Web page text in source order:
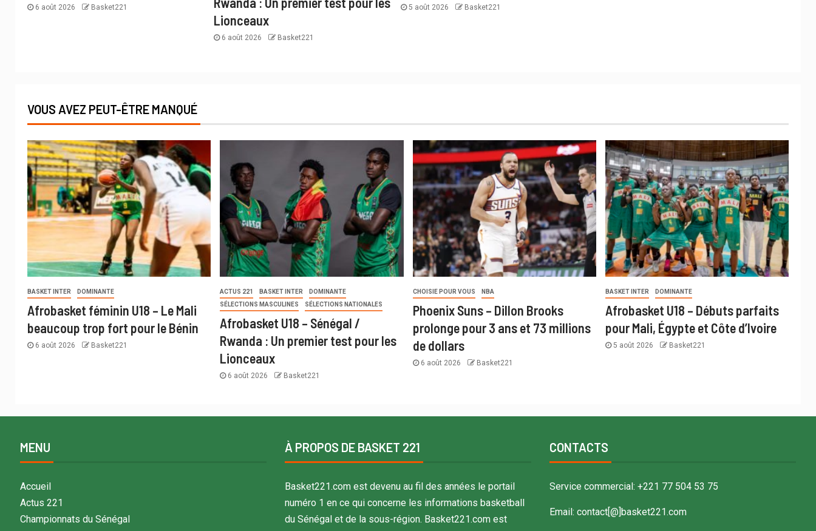
6 août 2026 Basket221
Lionceaux
6 août 2026 Basket221
5 août 2026 Basket221
VOUS AVEZ PEUT-ÊTRE MANQUÉ
BASKET INTER DOMINANTE
Afrobasket féminin U18 – Le Mali
beaucoup trop fort pour le Bénin
6 août 2026 Basket221
ACTUS 221 BASKET INTER
DOMINANTE
SÉLECTIONS MASCULINES
SÉLECTIONS NATIONALES
Afrobasket U18 – Sénégal /
Rwanda : Un premier test pour les
Lionceaux
6 août 2026 Basket221
CHOISIE POUR VOUS NBA
Phoenix Suns – Dillon Brooks
prolonge pour 3 ans et 73 millions
de dollars
6 août 2026 Basket221
BASKET INTER DOMINANTE
Afrobasket U18 – Débuts parfaits
pour Mali, Égypte et Côte d’Ivoire
5 août 2026 Basket221
MENU
Accueil
Actus 221
Championnats du Sénégal
À PROPOS DE BASKET 221
Basket221.com est devenu au fil des années le portail
numéro 1 en ce qui concerne les informations basketball
du Sénégal et de la sous-région. Basket221.com est
CONTACTS
Service commercial: +221 77 504 53 75
Email: contact[@]basket221.com